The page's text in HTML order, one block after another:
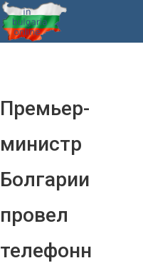
Премьер-
министр
Болгарии
провел
телефонн